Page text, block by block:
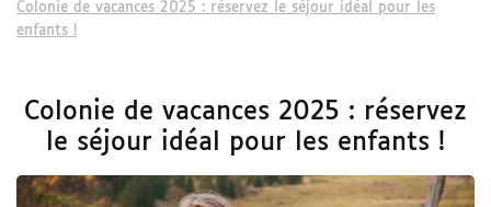
Colonie de vacances 2025 : réservez le séjour idéal pour les
enfants !
Colonie de vacances 2025 : réservez
le séjour idéal pour les enfants !